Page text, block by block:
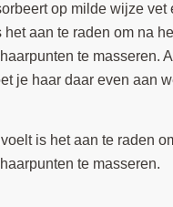
op milde wijze vet
aan te raden om na
te masseren.
je haar daar even aan
is het aan te raden
te masseren.